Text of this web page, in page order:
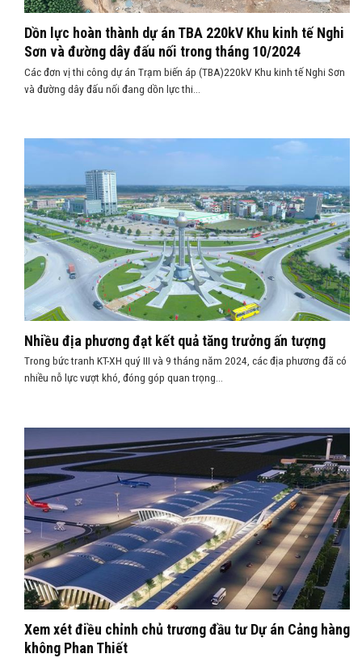
Dồn lực hoàn thành dự án TBA 220kV Khu kinh tế Nghi
Sơn và đường dây đấu nối trong tháng 10/2024
Các đơn vị thi công dự án Trạm biến áp (TBA)220kV Khu kinh tế Nghi Sơn
và đường dây đấu nối đang dồn lực thi...
Nhiều địa phương đạt kết quả tăng trưởng ấn tượng
Trong bức tranh KT-XH quý III và 9 tháng năm 2024, các địa phương đã có
nhiều nỗ lực vượt khó, đóng góp quan trọng...
Xem xét điều chỉnh chủ trương đầu tư Dự án Cảng hàng
không Phan Thiết